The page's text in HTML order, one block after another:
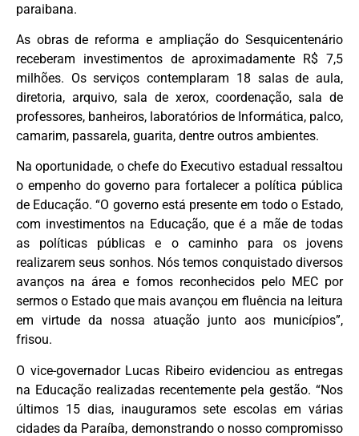
paraibana.
As obras de reforma e ampliação do Sesquicentenário
receberam investimentos de aproximadamente R$ 7,5
milhões. Os serviços contemplaram 18 salas de aula,
diretoria, arquivo, sala de xerox, coordenação, sala de
professores, banheiros, laboratórios de Informática, palco,
camarim, passarela, guarita, dentre outros ambientes.
Na oportunidade, o chefe do Executivo estadual ressaltou
o empenho do governo para fortalecer a política pública
de Educação. “O governo está presente em todo o Estado,
com investimentos na Educação, que é a mãe de todas
as políticas públicas e o caminho para os jovens
realizarem seus sonhos. Nós temos conquistado diversos
avanços na área e fomos reconhecidos pelo MEC por
sermos o Estado que mais avançou em fluência na leitura
em virtude da nossa atuação junto aos municípios”,
frisou.
O vice-governador Lucas Ribeiro evidenciou as entregas
na Educação realizadas recentemente pela gestão. “Nos
últimos 15 dias, inauguramos sete escolas em várias
cidades da Paraíba, demonstrando o nosso compromisso